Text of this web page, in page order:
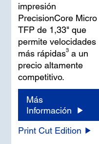
impresión
PrecisionCore Micro
TFP de 1,33" que
permite velocidades
más rápidas3 a un
precio altamente
competitivo.
Más
Información
Print Cut Edition